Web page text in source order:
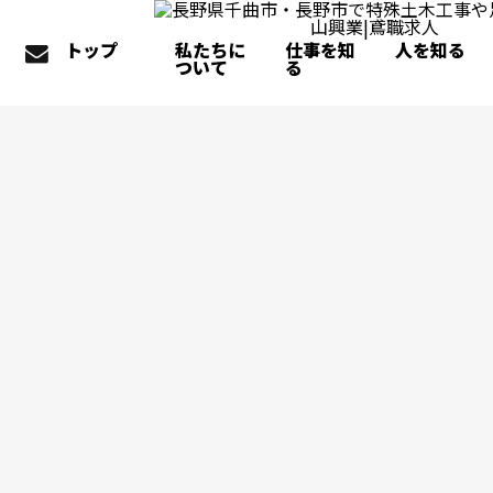
トップ 私たちに
ついて
仕事を知
る
人を知る